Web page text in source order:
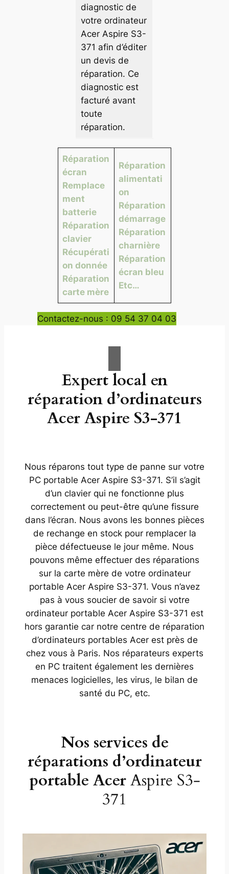
diagnostic de
votre ordinateur
Acer Aspire S3-
371 afin d’éditer
un devis de
réparation. Ce
diagnostic est
facturé avant
toute
réparation.
Réparation
écran
Remplace
ment
batterie
Réparation
clavier
Récupérati
on donnée
Réparation
carte mère
Réparation
alimentati
on
Réparation
démarrage
Réparation
charnière
Réparation
écran bleu
Etc…
Contactez-nous : 09 54 37 04 03
Expert local en
réparation d’ordinateurs
Acer Aspire S3-371
Nous réparons tout type de panne sur votre
PC portable Acer Aspire S3-371. S’il s’agit
d’un clavier qui ne fonctionne plus
correctement ou peut-être qu’une fissure
dans l’écran. Nous avons les bonnes pièces
de rechange en stock pour remplacer la
pièce défectueuse le jour même. Nous
pouvons même effectuer des réparations
sur la carte mère de votre ordinateur
portable Acer Aspire S3-371. Vous n’avez
pas à vous soucier de savoir si votre
ordinateur portable Acer Aspire S3-371 est
hors garantie car notre centre de réparation
d’ordinateurs portables Acer est près de
chez vous à Paris. Nos réparateurs experts
en PC traitent également les dernières
menaces logicielles, les virus, le bilan de
santé du PC, etc.
Nos services de
réparations d’ordinateur
portable AcerAspire S3-
371